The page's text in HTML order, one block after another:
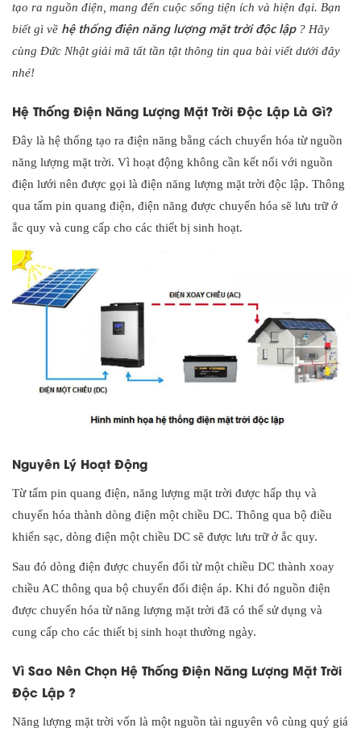
tạo ra nguồn điện, mang đến cuộc sống tiện ích và hiện đại. Bạn
biết gì về hệ thống điện năng lượng mặt trời độc lập? Hãy
cùng Đức Nhật giải mã tất tần tật thông tin qua bài viết dưới đây
nhé!
Hệ Thống Điện Năng Lượng Mặt Trời Độc Lập Là Gì?
Đây là hệ thống tạo ra điện năng bằng cách chuyển hóa từ nguồn
năng lượng mặt trời. Vì hoạt động không cần kết nối với nguồn
điện lưới nên được gọi là điện năng lượng mặt trời độc lập. Thông
qua tấm pin quang điện, điện năng được chuyển hóa sẽ lưu trữ ở
ắc quy và cung cấp cho các thiết bị sinh hoạt.
Nguyên Lý Hoạt Động
Từ tấm pin quang điện, năng lượng mặt trời được hấp thụ và
chuyển hóa thành dòng điện một chiều DC. Thông qua bộ điều
khiển sạc, dòng điện một chiều DC sẽ được lưu trữ ở ắc quy.
Sau đó dòng điện được chuyển đổi từ một chiều DC thành xoay
chiều AC thông qua bộ chuyển đổi điện áp. Khi đó nguồn điện
được chuyển hóa từ năng lượng mặt trời đã có thể sử dụng và
cung cấp cho các thiết bị sinh hoạt thường ngày.
Vì Sao Nên Chọn Hệ Thống Điện Năng Lượng Mặt Trời
Độc Lập ?
Năng lượng mặt trời vốn là một nguồn tài nguyên vô cùng quý giá